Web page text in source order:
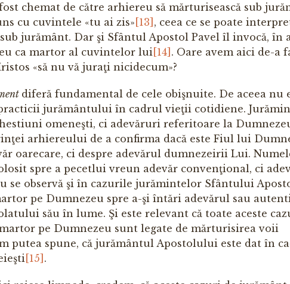
chemat de către arhiereu să mărturisească sub
cu cuvintele «tu ai zis» [13] , ceea ce se poate
jurământ. Dar şi Sfântul Apostol Pavel îl invocă, în
ca martor al cuvintelor lui [14] . Oare avem aici de-a
«să nu vă juraţi nicidecum»?
diferă fundamental de cele obişnuite. De aceea nu
jurământului în cadrul vieţii cotidiene.
omeneşti, ci adevăruri referitoare la
arhiereului de a confirma dacă este Fiul lui
oarecare, ci despre adevărul dumnezeirii Lui.
spre a pecetlui vreun adevăr convenţional, ci
se observă şi în cazurile jurămintelor Sfântului
pe Dumnezeu spre a-şi întări adevărul sau
său în lume. Şi este relevant că toate aceste
pe Dumnezeu sunt legate de mărturisirea voii
putea spune, că jurământul Apostolului este dat în
[15] .